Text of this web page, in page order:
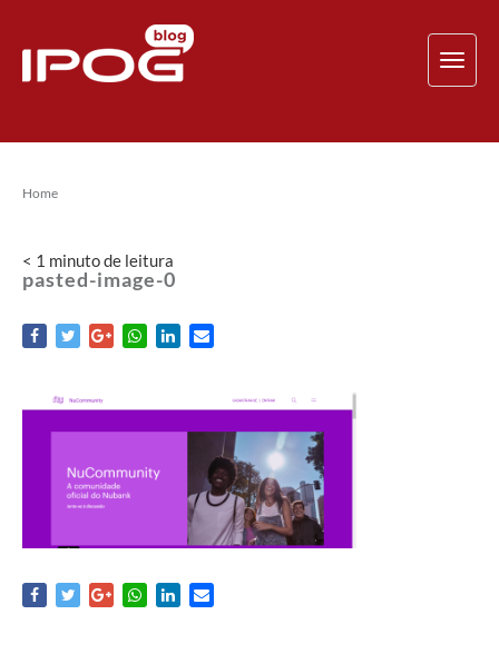
Home
< 1 minutode leitura
pasted-image-0